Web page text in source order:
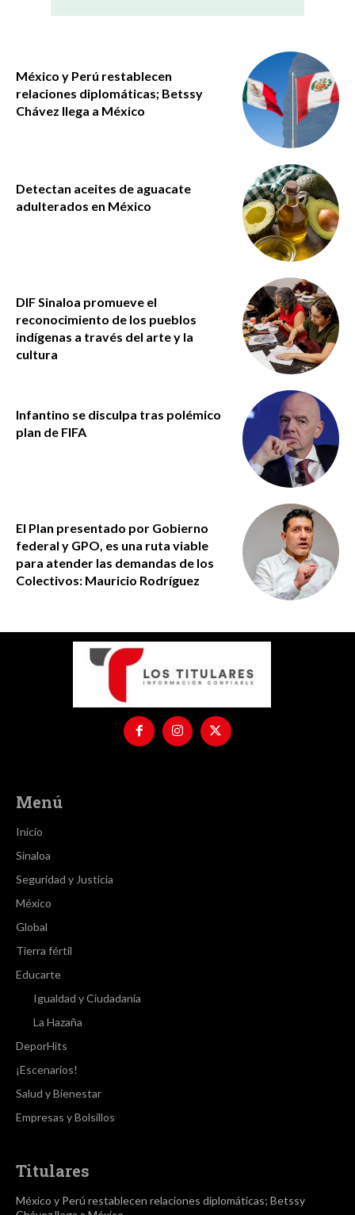
México y Perú restablecen
relaciones diplomáticas; Betssy
Chávez llega a México
Detectan aceites de aguacate
adulterados en México
DIF Sinaloa promueve el
reconocimiento de los pueblos
indígenas a través del arte y la
cultura
Infantino se disculpa tras polémico
plan de FIFA
El Plan presentado por Gobierno
federal y GPO, es una ruta viable
para atender las demandas de los
Colectivos: Mauricio Rodríguez
Menú
Inicio
Sinaloa
Seguridad y Justicia
México
Global
Tierra fértil
Educarte
Igualdad y Ciudadanía
La Hazaña
DeporHits
¡Escenarios!
Salud y Bienestar
Empresas y Bolsillos
Titulares
México y Perú restablecen relaciones diplomáticas; Betssy